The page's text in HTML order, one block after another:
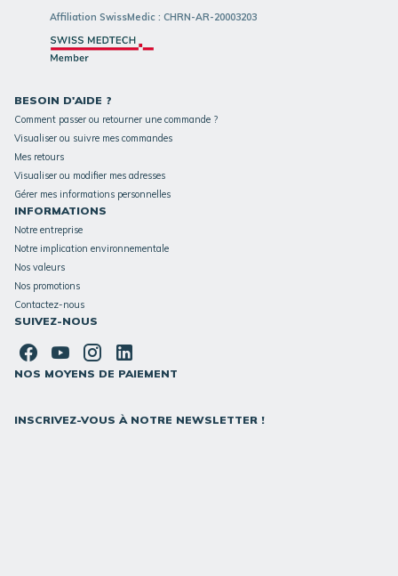
Affiliation SwissMedic : CHRN-AR-20003203
BESOIN D'AIDE ?
Comment passer ou retourner une commande ?
Visualiser ou suivre mes commandes
Mes retours
Visualiser ou modifier mes adresses
Gérer mes informations personnelles
INFORMATIONS
Notre entreprise
Notre implication environnementale
Nos valeurs
Nos promotions
Contactez-nous
SUIVEZ-NOUS
NOS MOYENS DE PAIEMENT
INSCRIVEZ-VOUS À NOTRE NEWSLETTER !